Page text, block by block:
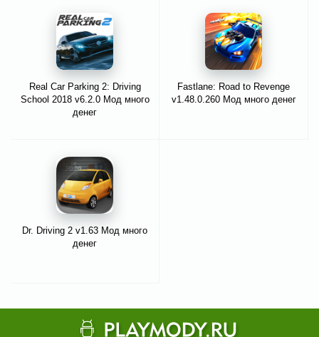
Real Car Parking 2: Driving
School 2018 v6.2.0 Мод много
денег
Fastlane: Road to Revenge
v1.48.0.260 Мод много денег
Dr. Driving 2 v1.63 Мод много
денег